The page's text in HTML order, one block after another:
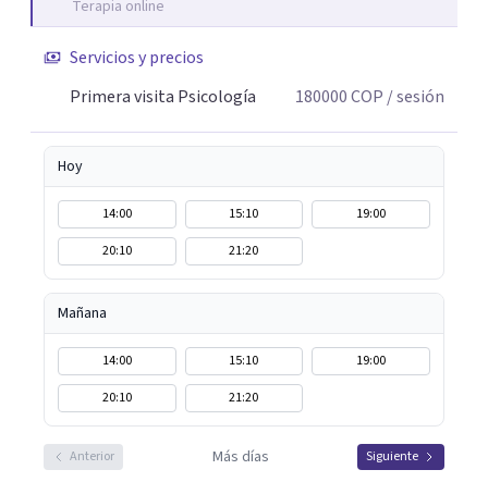
pueden estar influyendo en tu historia y tus vínculos
Terapia online
Servicios y precios
Primera visita Psicología
180000COP / sesión
Hoy
14:00 15:10
19:00
20:10
21:20
Mañana
14:00 15:10
19:00
20:10
21:20
Anterior Más días Siguiente